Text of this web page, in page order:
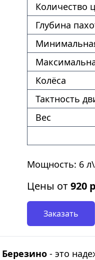
Количество
Глубина
Колёса
Тактность
Вес
Мощность: 6
Цены от920
Заказать
Березино - это